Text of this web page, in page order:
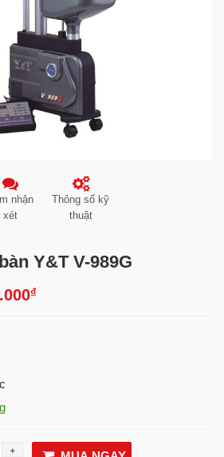
nhận
xét
Thông số kỹ
thuật
Y&T V-989G
₫